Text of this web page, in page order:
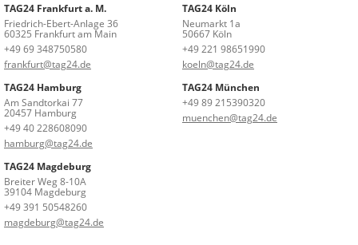
TAG24 Frankfurt a. M.
Friedrich-Ebert-Anlage 36
60325 Frankfurt am Main
+49 69 348750580
frankfurt@tag24.de
TAG24 Köln
Neumarkt 1a
50667 Köln
+49 221 98651990
koeln@tag24.de
TAG24 Hamburg
Am Sandtorkai 77
20457 Hamburg
+49 40 228608090
hamburg@tag24.de
TAG24 München
+49 89 215390320
muenchen@tag24.de
TAG24 Magdeburg
Breiter Weg 8-10A
39104 Magdeburg
+49 391 50548260
magdeburg@tag24.de